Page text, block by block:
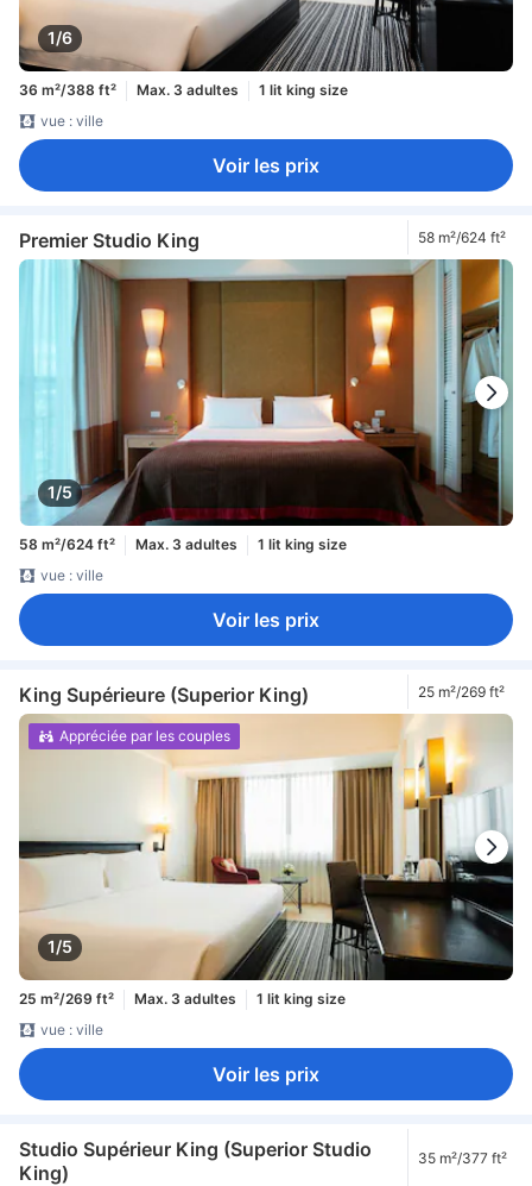
1/6
36 m²/388 ft² Max. 3 adultes
1 lit king size
vue : ville
Voir les prix
Premier Studio King 58 m²/624 ft²
1/5
58 m²/624 ft² Max. 3 adultes
1 lit king size
vue : ville
Voir les prix
King Supérieure (Superior King) 25 m²/269 ft²
1/5
Appréciée par les couples
25 m²/269 ft² Max. 3 adultes
1 lit king size
vue : ville
Voir les prix
Studio Supérieur King (Superior Studio
King)
35 m²/377 ft²